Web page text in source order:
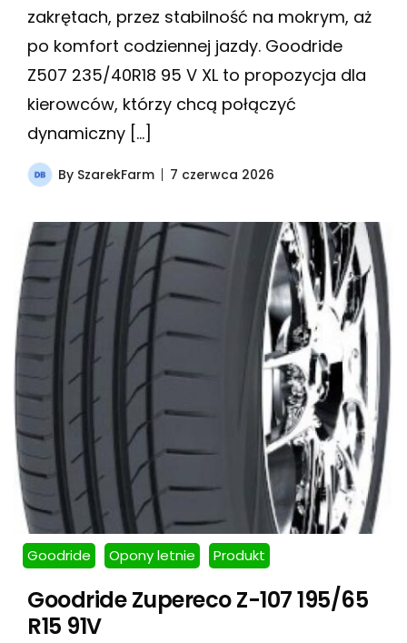
zakrętach, przez stabilność na mokrym, aż
po komfort codziennej jazdy. Goodride
Z507 235/40R18 95 V XL to propozycja dla
kierowców, którzy chcą połączyć
dynamiczny […]
By SzarekFarm 7 czerwca 2026
Goodride Opony letnie Produkt
Goodride Zupereco Z-107 195/65
R15 91V